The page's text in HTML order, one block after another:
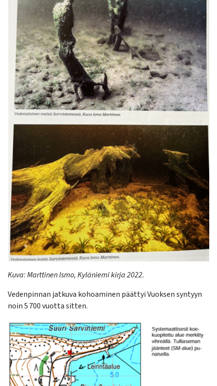
Kuva:Marttinen Ismo, Kyläniemi kirja2022.
Vedenpinnan jatkuva kohoaminen päättyi Vuoksen syntyyn
noin 5700 vuotta sitten.